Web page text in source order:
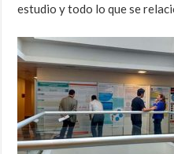
estudio y todo lo que se